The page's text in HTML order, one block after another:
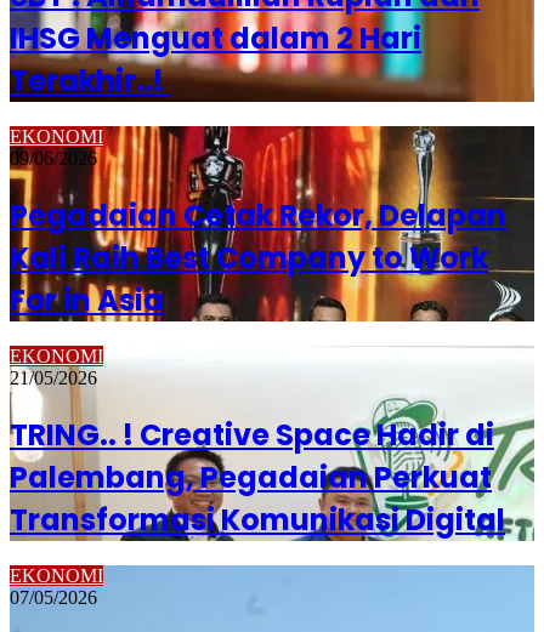
IHSG Menguat dalam 2 Hari
Terakhir..!
EKONOMI
09/06/2026
Pegadaian Cetak Rekor, Delapan
Kali Raih Best Company to Work
For in Asia
EKONOMI
21/05/2026
TRING.. ! Creative Space Hadir di
Palembang, Pegadaian Perkuat
Transformasi Komunikasi Digital
EKONOMI
07/05/2026